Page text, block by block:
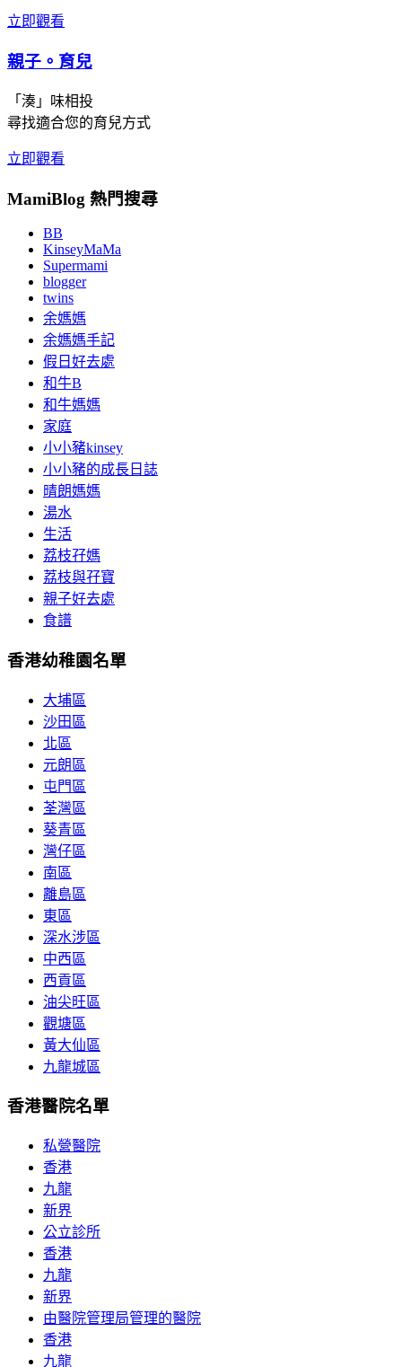
立即觀看
親子。育兒
「湊」味相投
尋找適合您的育兒方式
立即觀看
MamiBlog 熱門搜尋
BB
KinseyMaMa
Supermami
blogger
twins
余媽媽
余媽媽手記
假日好去處
和牛B
和牛媽媽
家庭
小小豬kinsey
小小豬的成長日誌
晴朗媽媽
湯水
生活
荔枝孖媽
荔枝與孖寶
親子好去處
食譜
香港幼稚園名單
大埔區
沙田區
北區
元朗區
屯門區
荃灣區
葵青區
灣仔區
南區
離島區
東區
深水涉區
中西區
西貢區
油尖旺區
觀塘區
黃大仙區
九龍城區
香港醫院名單
私營醫院
香港
九龍
新界
公立診所
香港
九龍
新界
由醫院管理局管理的醫院
香港
九龍